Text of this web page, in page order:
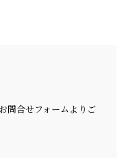
問合せフォームよりご